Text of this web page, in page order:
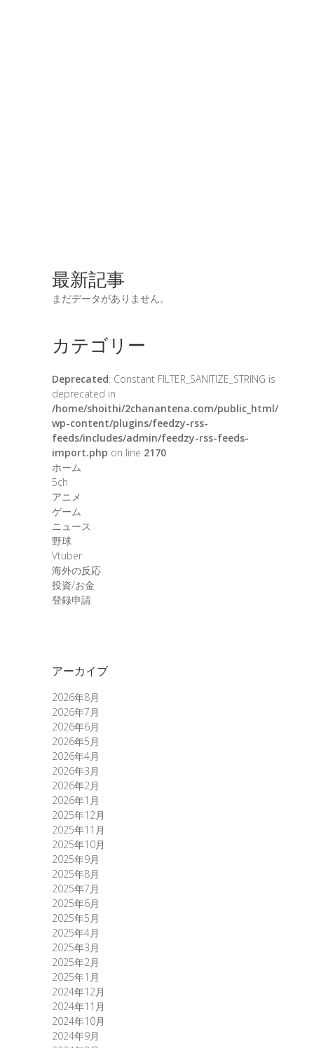
最新記事
まだデータがありません。
カテゴリー
Deprecated: Constant FILTER_SANITIZE_STRING is
deprecated in
/home/shoithi/2chanantena.com/public_html/
wp-content/plugins/feedzy-rss-
feeds/includes/admin/feedzy-rss-feeds-
import.php on line 2170
ホーム
5ch
アニメ
ゲーム
ニュース
野球
Vtuber
海外の反応
投資/お金
登録申請
アーカイブ
2026年8月
2026年7月
2026年6月
2026年5月
2026年4月
2026年3月
2026年2月
2026年1月
2025年12月
2025年11月
2025年10月
2025年9月
2025年8月
2025年7月
2025年6月
2025年5月
2025年4月
2025年3月
2025年2月
2025年1月
2024年12月
2024年11月
2024年10月
2024年9月